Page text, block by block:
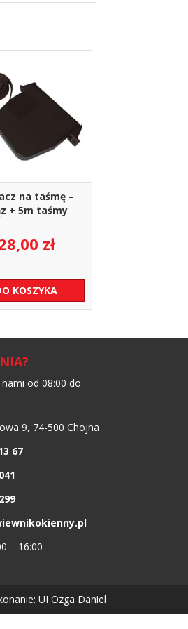
na taśmę –
+ 5m taśmy
zł
KOSZYKA
od 08:00 do
9, 74-500 Chojna
67
– 16:00
UI Ozga Daniel